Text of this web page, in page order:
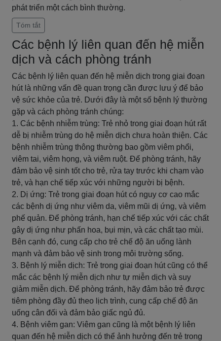
phát triển một cách bình thường.
Tóm tắt
Các bệnh lý liên quan đến hệ miễn
dịch và cách phòng tránh
Các bệnh lý liên quan đến hệ miễn dịch trong giai đoạn
hút là những vấn đề quan trọng cần được lưu ý để bảo
vệ sức khỏe của trẻ. Dưới đây là một số bệnh lý thường
gặp và cách phòng tránh chúng:
1. Các bệnh nhiễm trùng: Trẻ nhỏ trong giai đoạn hút rất
dễ bị nhiễm trùng do hệ miễn dịch chưa hoàn thiện. Các
bệnh nhiễm trùng thông thường bao gồm viêm phổi,
viêm tai, viêm họng, và viêm ruột. Để phòng tránh, hãy
đảm bảo vệ sinh tốt cho trẻ, rửa tay trước khi chạm vào
trẻ, và hạn chế tiếp xúc với những người bị bệnh.
2. Dị ứng: Trẻ trong giai đoạn hút có nguy cơ cao mắc
các bệnh dị ứng như viêm da, viêm mũi dị ứng, và viêm
phế quản. Để phòng tránh, hạn chế tiếp xúc với các chất
gây dị ứng như phấn hoa, bụi mịn, và các chất tạo mùi.
Bên cạnh đó, cung cấp cho trẻ chế độ ăn uống lành
mạnh và đảm bảo vệ sinh trong môi trường sống.
3. Bệnh lý miễn dịch: Trẻ trong giai đoạn hút cũng có thể
mắc các bệnh lý miễn dịch như tự miễn dịch và suy
giảm miễn dịch. Để phòng tránh, hãy đảm bảo trẻ được
tiêm phòng đầy đủ theo lịch trình, cung cấp chế độ ăn
uống cân đối và đảm bảo giấc ngủ đủ.
4. Bệnh viêm gan: Viêm gan cũng là một bệnh lý liên
quan đến hệ miễn dịch có thể ảnh hưởng đến trẻ trong